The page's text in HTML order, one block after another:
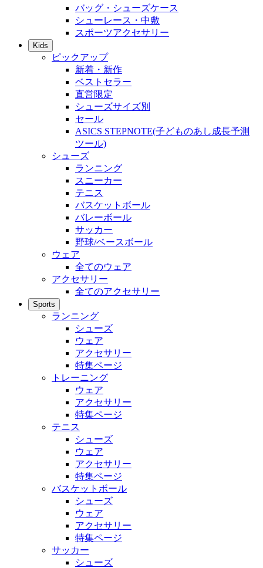
バッグ・シューズケース
シューレース・中敷
スポーツアクセサリー
Kids
ピックアップ
新着・新作
ベストセラー
直営限定
シューズサイズ別
セール
ASICS STEPNOTE(子どものあし成長予測
ツール)
シューズ
ランニング
スニーカー
テニス
バスケットボール
バレーボール
サッカー
野球/ベースボール
ウェア
全てのウェア
アクセサリー
全てのアクセサリー
Sports
ランニング
シューズ
ウェア
アクセサリー
特集ページ
トレーニング
ウェア
アクセサリー
特集ページ
テニス
シューズ
ウェア
アクセサリー
特集ページ
バスケットボール
シューズ
ウェア
アクセサリー
特集ページ
サッカー
シューズ